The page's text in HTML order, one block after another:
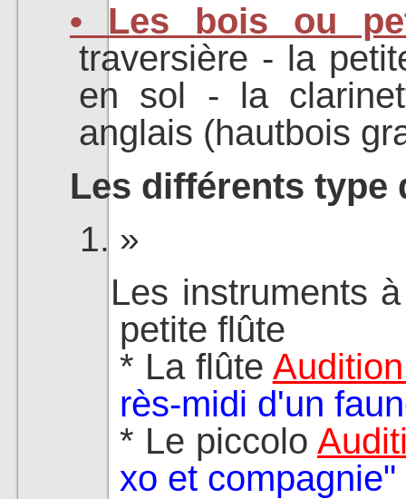
• Les bois ou
traversière - la
en sol - la
anglais (hautbois
Les différents type
Les instruments
petite flûte
* La flûte
rès-midi d'un
* Le piccolo
xo et compagnie"